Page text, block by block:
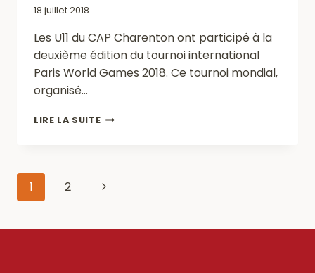
18 juillet 2018
Les U11 du CAP Charenton ont participé à la
deuxième édition du tournoi international
Paris World Games 2018. Ce tournoi mondial,
organisé…
LIRE LA SUITELES
WORLD
Navigation
de
1 2
Page